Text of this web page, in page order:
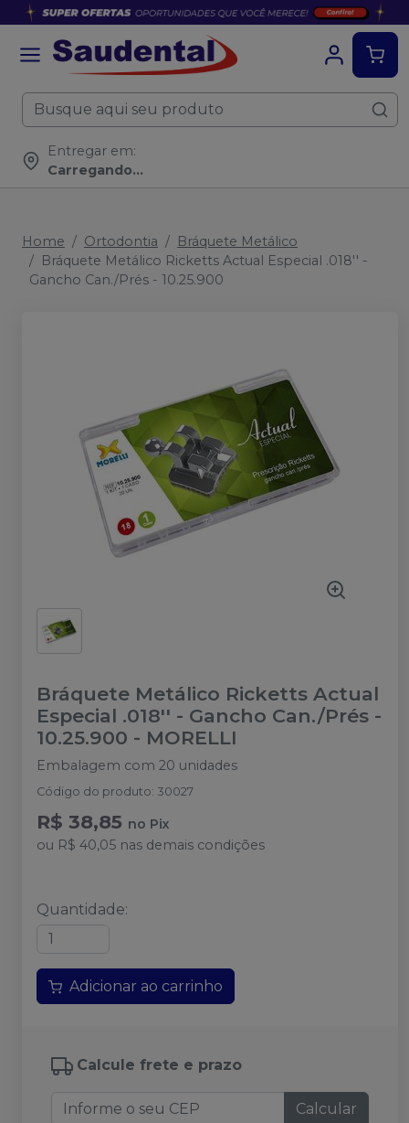
Entregar em:
Carregando...
Home Ortodontia
Bráquete Metálico
Bráquete Metálico Ricketts Actual Especial .018'' -
Gancho Can./Prés - 10.25.900
Bráquete Metálico Ricketts Actual
Especial .018'' - Gancho Can./Prés -
10.25.900 - MORELLI
Embalagem com 20 unidades
Código do produto: 30027
R$ 38,85 no Pix
ou R$ 40,05 nas demais condições
Quantidade:
Adicionar ao carrinho
Calcule frete e prazo
Calcular